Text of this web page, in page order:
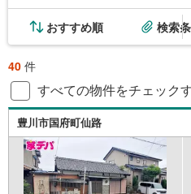
おすすめ順 検索
40 件
すべての物件をチェック
豊川市国府町仙路